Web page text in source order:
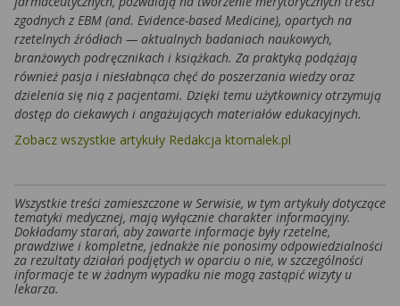
zgodnych z EBM (and. Evidence-based Medicine), opartych na
rzetelnych źródłach — aktualnych badaniach naukowych,
branżowych podręcznikach i książkach. Za praktyką podążają
również pasja i niesłabnąca chęć do poszerzania wiedzy oraz
dzielenia się nią z pacjentami. Dzięki temu użytkownicy otrzymują
dostęp do ciekawych i angażujących materiałów edukacyjnych.
Zobacz wszystkie artykuły Redakcja ktomalek.pl
Wszystkie treści zamieszczone w Serwisie, w tym artykuły dotyczące
tematyki medycznej, mają wyłącznie charakter informacyjny.
Dokładamy starań, aby zawarte informacje były rzetelne,
prawdziwe i kompletne, jednakże nie ponosimy odpowiedzialności
za rezultaty działań podjętych w oparciu o nie, w szczególności
informacje te w żadnym wypadku nie mogą zastąpić wizyty u
lekarza.